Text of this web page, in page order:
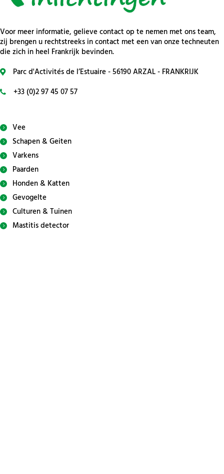
Voor meer informatie, gelieve contact op te nemen met ons team,
zij brengen u rechtstreeks in contact met een van onze techneuten
die zich in heel Frankrijk bevinden.
Parc d'Activités de l’Estuaire - 56190 ARZAL - FRANKRIJK
+33 (0)2 97 45 07 57
Vee
Schapen & Geiten
Varkens
Paarden
Honden & Katten
Gevogelte
Culturen & Tuinen
Mastitis detector